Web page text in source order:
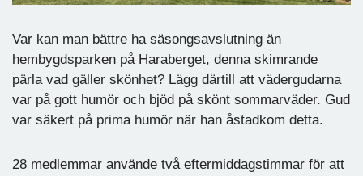
Var kan man bättre ha säsongsavslutning än
hembygdsparken på Haraberget, denna skimrande
pärla vad gäller skönhet? Lägg därtill att vädergudarna
var på gott humör och bjöd på skönt sommarväder. Gud
var säkert på prima humör när han åstadkom detta.
28 medlemmar använde två eftermiddagstimmar för att